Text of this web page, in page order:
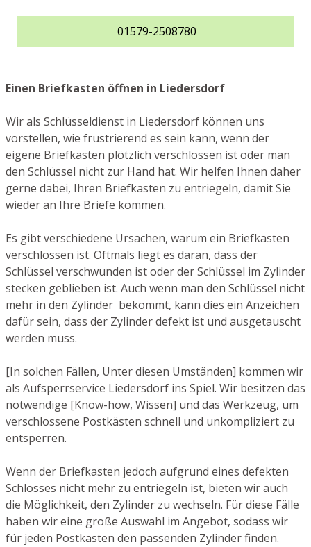
01579-2508780
Einen Briefkasten öffnen in Liedersdorf
Wir als Schlüsseldienst in Liedersdorf können uns
vorstellen, wie frustrierend es sein kann, wenn der
eigene Briefkasten plötzlich verschlossen ist oder man
den Schlüssel nicht zur Hand hat. Wir helfen Ihnen daher
gerne dabei, Ihren Briefkasten zu entriegeln, damit Sie
wieder an Ihre Briefe kommen.
Es gibt verschiedene Ursachen, warum ein Briefkasten
verschlossen ist. Oftmals liegt es daran, dass der
Schlüssel verschwunden ist oder der Schlüssel im Zylinder
stecken geblieben ist. Auch wenn man den Schlüssel nicht
mehr in den Zylinder bekommt, kann dies ein Anzeichen
dafür sein, dass der Zylinder defekt ist und ausgetauscht
werden muss.
[In solchen Fällen, Unter diesen Umständen] kommen wir
als Aufsperrservice Liedersdorf ins Spiel. Wir besitzen das
notwendige [Know-how, Wissen] und das Werkzeug, um
verschlossene Postkästen schnell und unkompliziert zu
entsperren.
Wenn der Briefkasten jedoch aufgrund eines defekten
Schlosses nicht mehr zu entriegeln ist, bieten wir auch
die Möglichkeit, den Zylinder zu wechseln. Für diese Fälle
haben wir eine große Auswahl im Angebot, sodass wir
für jeden Postkasten den passenden Zylinder finden.